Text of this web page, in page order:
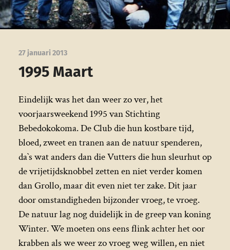
27 januari 2013
1995 Maart
Eindelijk was het dan weer zo ver, het
voorjaarsweekend 1995 van Stichting
Bebedokokoma. De Club die hun kostbare tijd,
bloed, zweet en tranen aan de natuur spenderen,
da`s wat anders dan die Vutters die hun sleurhut op
de vrijetijdsknobbel zetten en niet verder komen
dan Grollo, maar dit even niet ter zake. Dit jaar
door omstandigheden bijzonder vroeg, te vroeg.
De natuur lag nog duidelijk in de greep van koning
Winter. We moeten ons eens flink achter het oor
krabben als we weer zo vroeg weg willen, en niet